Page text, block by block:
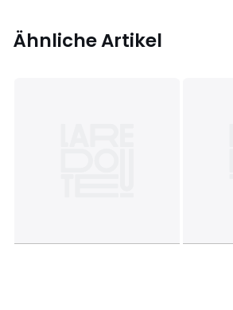
Ähnliche Artikel